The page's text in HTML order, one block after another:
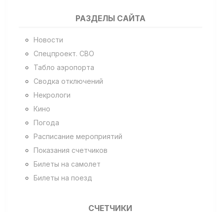
РАЗДЕЛЫ САЙТА
Новости
Спецпроект. СВО
Табло аэропорта
Сводка отключений
Некрологи
Кино
Погода
Расписание мероприятий
Показания счетчиков
Билеты на самолет
Билеты на поезд
СЧЕТЧИКИ